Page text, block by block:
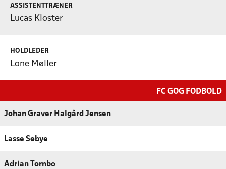
ASSISTENTTRÆNER
Lucas Kloster
HOLDLEDER
Lone Møller
FC GOG FODBOLD
Johan Graver Halgård Jensen
Lasse Søbye
Adrian Tornbo